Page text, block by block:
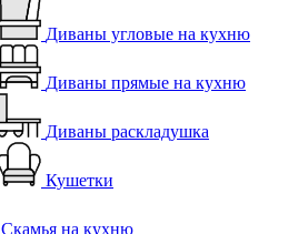
Диваны угловые на кухню
Диваны прямые на кухню
Диваны раскладушка
Кушетки
Скамья на кухню